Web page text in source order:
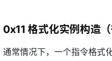
0x11 格式化实例构造（
通常情况下，一个指令格式